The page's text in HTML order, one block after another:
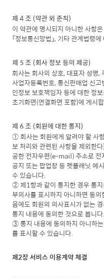
제 4 조 (약관 외 준칙)
이 약관에 명시되지 아니한 사항은
「정보통신망법」, 기타 관계법령
제 5 조 (회사 정보 등의 제공)
회사는 회사의 상호, 대표자 성명
사업자등록번호, 통신판매업 신
인정보 보호책임자 등에 대한 정
초기화면(연결화면 포함)에 게시
제 6 조 (회원에 대한 통지)
① 회사는 회원에게 알려야 할 사
보 처리와 관련된 사항을 제외한
공한 전자우편(e-mail) 주소로
공지 또는 팝업창 등 펫플래닛 메
수 있습니다.
② 제1항과 같이 통지한 경우 통
부의사를 표시하지 아니하면 동
음에도 회원의 의사표시가 없는
통지 내용에 동의한 것으로 봅니다.
③ 통지 내용에 동의하지 아니하
를 표시할 수 있습니다.
제2장 서비스 이용계약 체결